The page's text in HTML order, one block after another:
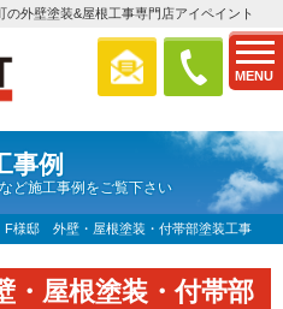
MENU
外壁塗装&屋根工事専門店アイペイント
事例
ど施工事例をご覧下さい
様邸 外壁・屋根塗装・付帯部塗装工事
屋根塗装・付帯部